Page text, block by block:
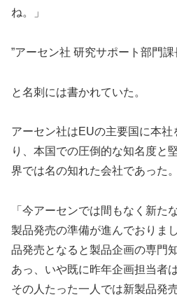
ね。」
”アーセン社 研究サポート部門課
と名刺には書かれていた。
アーセン社はEUの主要国に本
り、本国での圧倒的な知名度と
界では名の知れた会社であった。
「今アーセンでは間もなく新た
製品発売の準備が進んでおりま
品発売となると製品企画の専門
あっ、いや既に昨年企画担当者
その人たった一人では新製品発